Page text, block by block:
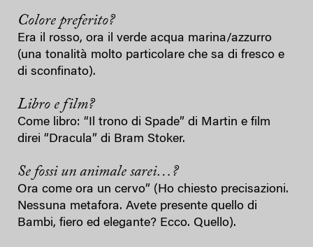
Colore preferito?
Era il rosso, ora il verde acqua marina/azzurro
(una tonalità molto particolare che sa di fresco e
di sconfinato).
Libro e film?
Come libro: “Il trono di Spade” di Martin e film
direi “Dracula” di Bram Stoker.
Se fossi un animale sarei…?
Ora come ora un cervo” (Ho chiesto precisazioni.
Nessuna metafora. Avete presente quello di
Bambi, fiero ed elegante? Ecco. Quello).